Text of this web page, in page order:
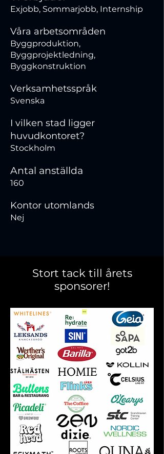
Exjobb, Sommarjobb, Internship
Våra arbetsområden
Byggproduktion,
Byggprojektledning,
Byggkonstruktion
Verksamhetsspråk
Svenska
I vilken stad ligger
huvudkontoret?
Stockholm
Antal anställda
160
Kontor utomlands
Nej
Stort tack till årets
sponsorer!